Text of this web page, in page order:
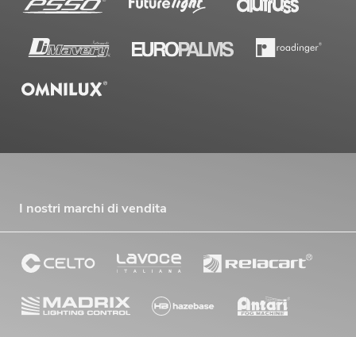
I nostri marchi di vendita